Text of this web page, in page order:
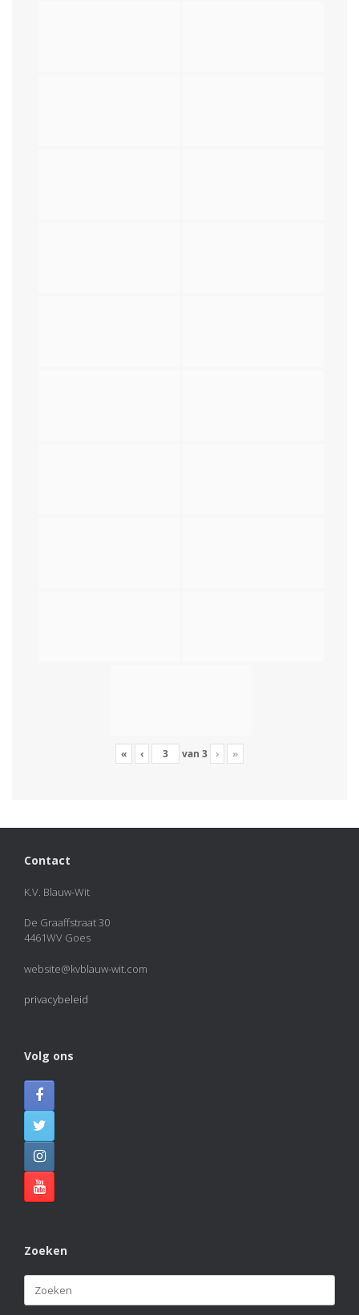
« ‹ van 3 › »
Contact
K.V. Blauw-Wit
De Graaffstraat 30
4461WV Goes
website@kvblauw-wit.com
privacybeleid
Volg ons
Zoeken
Zoeken
naar: